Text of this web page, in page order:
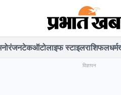
टेकऑटोलाइफ स्टाइलराशिफलधर्म
विज्ञापन